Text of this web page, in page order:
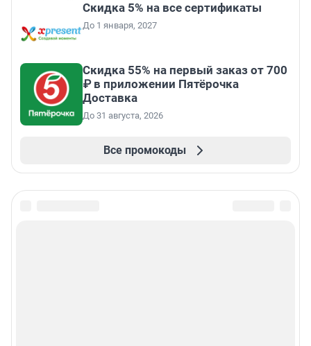
Скидка 5% на все сертификаты
До 1 января, 2027
Скидка 55% на первый заказ от 700
₽ в приложении Пятёрочка
Доставка
До 31 августа, 2026
Все промокоды